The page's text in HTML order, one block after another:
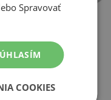
206991-100 - biele
€ 46,00 €
Spravovať
COOKIES